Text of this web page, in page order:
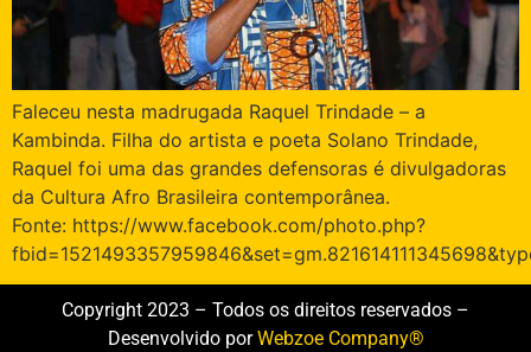
Faleceu nesta madrugada Raquel Trindade – a
Kambinda. Filha do artista e poeta Solano Trindade,
Raquel foi uma das grandes defensoras é divulgadoras
da Cultura Afro Brasileira contemporânea.
Fonte: https://www.facebook.com/photo.php?
Copyright 2023 – Todos os direitos reservados –
Desenvolvido porWebzoe Company®